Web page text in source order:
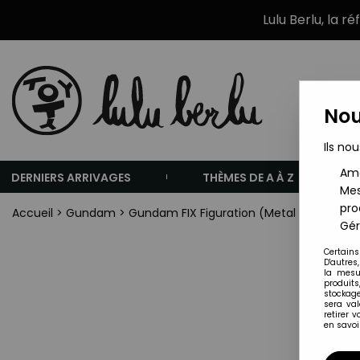
Lulu Berlu, la
DERNIERS ARRIVAGES THÈMES DE A À Z
Accueil > Gundam > Gundam FIX Figuration (Metal
Ils
la
sera
retirer
en